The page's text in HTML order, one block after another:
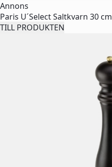
Annons
Paris U´Select Saltkvarn 30 cm
TILL PRODUKTEN